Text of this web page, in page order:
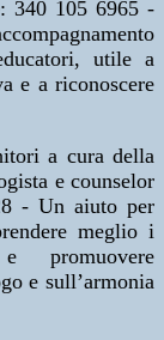
340 105 6965 -
utile a
e a riconoscere
a cura della
e counselor
- Un aiuto per
meglio i
promuovere
e sull’armonia